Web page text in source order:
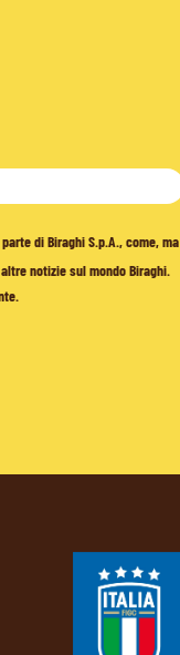
di Biraghi S.p.A., come, ma
notizie sul mondo Biraghi.